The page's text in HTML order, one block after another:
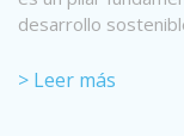
desarrollo
> Leer más